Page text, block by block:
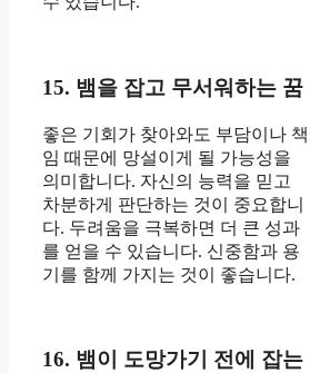
15. 뱀을 잡고 무서워하는 꿈
좋은 기회가 찾아와도 부담이나 책
임 때문에 망설이게 될 가능성을
의미합니다. 자신의 능력을 믿고
차분하게 판단하는 것이 중요합니
다. 두려움을 극복하면 더 큰 성과
를 얻을 수 있습니다. 신중함과 용
기를 함께 가지는 것이 좋습니다.
16. 뱀이 도망가기 전에 잡는